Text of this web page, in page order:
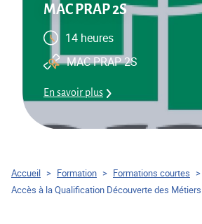
MAC PRAP 2S
14 heures
MAC PRAP 2S
En savoir plus
Accueil > Formation > Formations courtes >
Accès à la Qualification Découverte des